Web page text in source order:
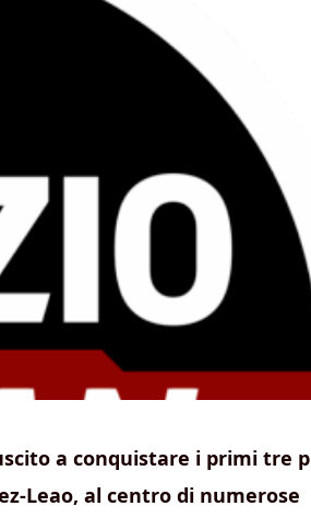
a conquistare i primi tre
Leao, al centro di numerose